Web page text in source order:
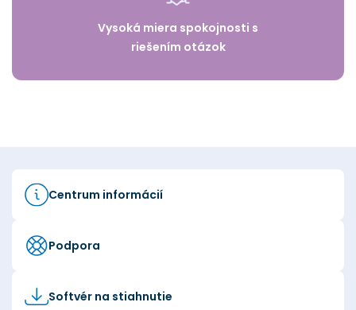
Vysoká miera spokojnosti s
riešením otázok
Centrum informácií
Podpora
Softvér na stiahnutie